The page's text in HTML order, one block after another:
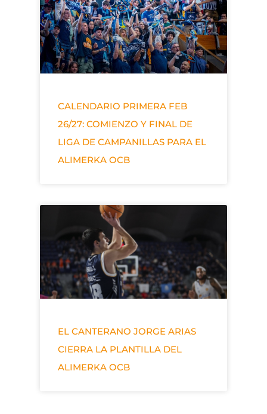
CALENDARIO PRIMERA FEB
26/27: COMIENZO Y FINAL DE
LIGA DE CAMPANILLAS PARA EL
ALIMERKA OCB
EL CANTERANO JORGE ARIAS
CIERRA LA PLANTILLA DEL
ALIMERKA OCB